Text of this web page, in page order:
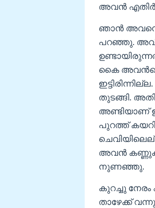
അവൻ
ഞാൻ
പറഞ്ഞു.
കൈ അവൻറെ
തുടങ്ങി.
അണ്ടിയാണ്
പുറത്ത് കയറി
അവൻ
നുണഞ്ഞു.
കുറച്ചു നേരം
താഴേക്ക്